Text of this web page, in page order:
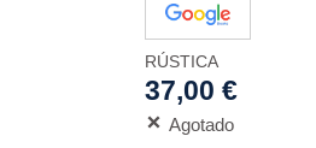
RÚSTICA
37,00 €
Agotado